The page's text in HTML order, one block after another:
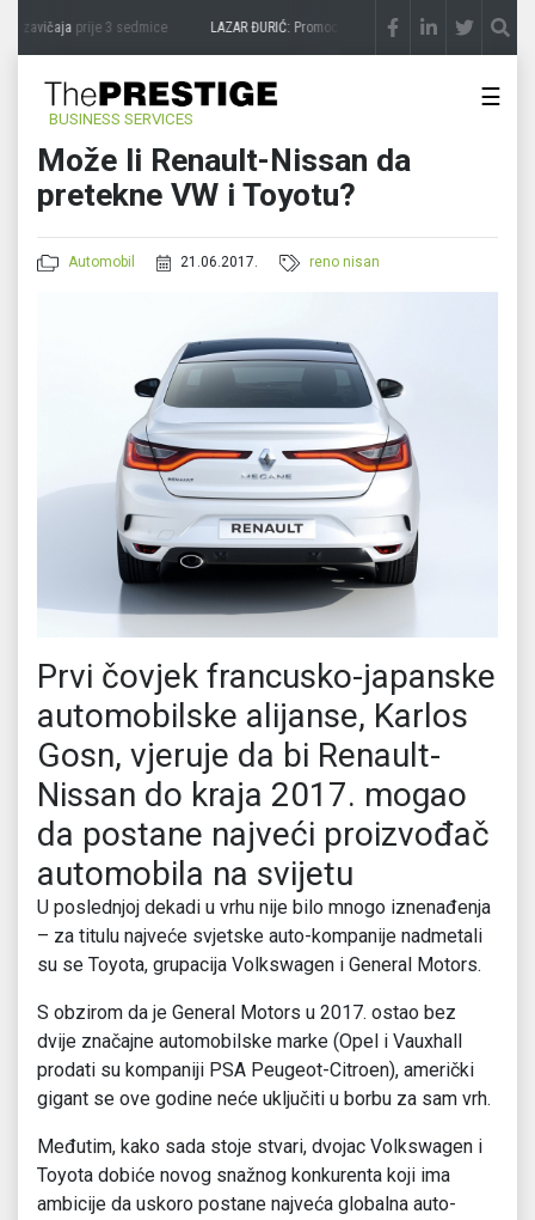
zavičajaprije 3 sedmice LAZAR ĐURIĆ: Promocija potencijal pretvara u destinaciju
BUSINESS SERVICES
☰
Može li Renault-Nissan da
pretekne VW i Toyotu?
Automobil 21.06.2017. reno nisan
Prvi čovjek francusko-japanske
automobilske alijanse, Karlos
Gosn, vjeruje da bi Renault-
Nissan do kraja 2017. mogao
da postane najveći proizvođač
automobila na svijetu
U poslednjoj dekadi u vrhu nije bilo mnogo iznenađenja
– za titulu najveće svjetske auto-kompanije nadmetali
su se Toyota, grupacija Volkswagen i General Motors.
S obzirom da je General Motors u 2017. ostao bez
dvije značajne automobilske marke (Opel i Vauxhall
prodati su kompaniji PSA Peugeot-Citroen), američki
gigant se ove godine neće uključiti u borbu za sam vrh.
Međutim, kako sada stoje stvari, dvojac Volkswagen i
Toyota dobiće novog snažnog konkurenta koji ima
ambicije da uskoro postane najveća globalna auto-